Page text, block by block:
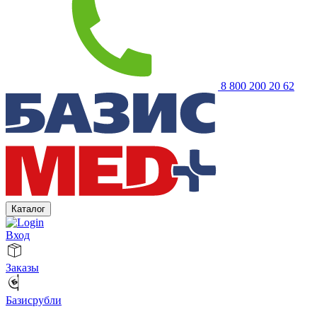
8 800 200 20 62
Каталог
Вход
Заказы
Базисрубли